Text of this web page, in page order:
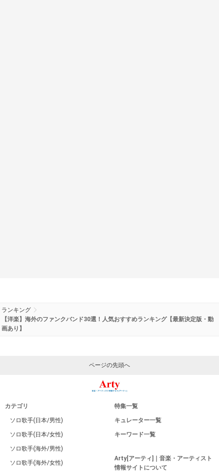
ランキング
【洋楽】海外のファンクバンド30選！人気おすすめランキング【最新決定版・動
画あり】
ページの先頭へ
カテゴリ
ソロ歌手(日本/男性)
ソロ歌手(日本/女性)
ソロ歌手(海外/男性)
ソロ歌手(海外/女性)
特集一覧
キュレーター一覧
キーワード一覧
Arty[アーティ]｜音楽・アーティスト
情報サイトについて